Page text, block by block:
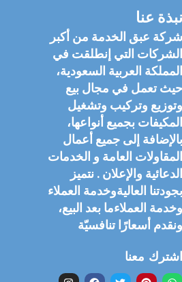
نبذة عنا
شركة عبق الخدمة من أكبر
الشركات التي إنطلقت في
المملكة العربية السعودية،
حيث تعمل في مجال بيع
وتوزيع وتركيب وتشغيل
المكيفات بجميع أنواعها،
بالإضافة إلى جميع أعمال
المقاولات العامة و الخدمات
الدعائية والإعلان . نتميز
بجودتنا العاليةوخدمة العملاء
وخدمة العملاءما بعد البيع،
ونقدم أسعارًا تنافسيّة
اشترك معنا